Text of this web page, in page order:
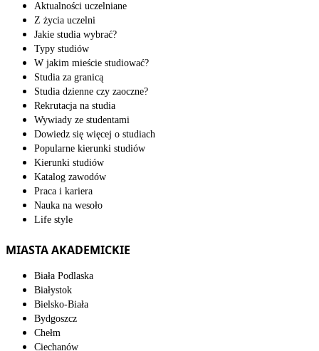
Aktualności uczelniane
Z życia uczelni
Jakie studia wybrać?
Typy studiów
W jakim mieście studiować?
Studia za granicą
Studia dzienne czy zaoczne?
Rekrutacja na studia
Wywiady ze studentami
Dowiedz się więcej o studiach
Popularne kierunki studiów
Kierunki studiów
Katalog zawodów
Praca i kariera
Nauka na wesoło
Life style
MIASTA AKADEMICKIE
Biała Podlaska
Białystok
Bielsko-Biała
Bydgoszcz
Chełm
Ciechanów